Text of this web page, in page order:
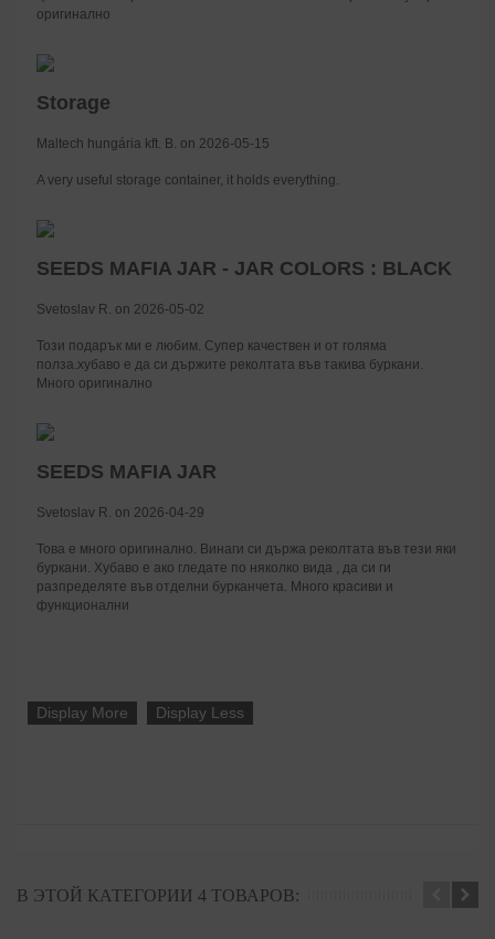
оригинално
Storage
Maltech hungária kft. B. on 2026-05-15
A very useful storage container, it holds everything.
SEEDS MAFIA JAR - JAR COLORS : BLACK
Svetoslav R. on 2026-05-02
Този подарък ми е любим. Супер качествен и от голяма
полза.хубаво е да си държите реколтата във такива буркани.
Много оригинално
SEEDS MAFIA JAR
Svetoslav R. on 2026-04-29
Това е много оригинално. Винаги си държа реколтата във тези яки
буркани. Хубаво е ако гледате по няколко вида , да си ги
разпределяте във отделни бурканчета. Много красиви и
функционални
Display More Display Less
В ЭТОЙ КАТЕГОРИИ 4 ТОВАРОВ: